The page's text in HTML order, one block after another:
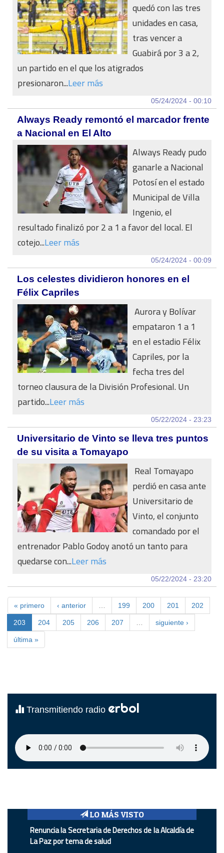
quedó con las tres
unidades en casa,
tras vencer a
Guabirá por 3 a 2,
un partido en el que los atigrados
presionaron...Leer más
05/24/2024 - 00:10
Always Ready remontó el marcador frente
a Nacional en El Alto
Always Ready pudo
ganarle a Nacional
Potosí en el estado
Municipal de Villa
Ingenio, el
resultado finalizó por 2 a 1 a favor del local. El
cotejo...Leer más
05/24/2024 - 00:09
Los celestes dividieron honores en el
Félix Capriles
Aurora y Bolívar
empataron 1 a 1
en el estadio Félix
Capriles, por la
fecha tres del
torneo clausura de la División Profesional. Un
partido...Leer más
05/22/2024 - 23:23
Universitario de Vinto se lleva tres puntos
de su visita a Tomayapo
Real Tomayapo
perdió en casa ante
Universitario de
Vinto, el conjunto
comandado por el
entrenador Pablo Godoy anotó un tanto para
quedarse con...Leer más
05/22/2024 - 23:20
« primero ‹ anterior 199 200 201 202
203 204 205 206 207 siguiente ›
última »
Transmitiendo radio erbol
LO MÁS VISTO
Renuncia la Secretaria de Derechos de la Alcaldía de
La Paz por tema de salud